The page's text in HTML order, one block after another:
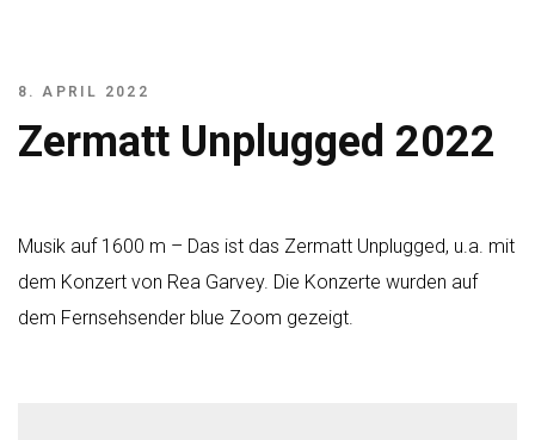
8. APRIL 2022
Zermatt Unplugged 2022
Musik auf 1600 m – Das ist das Zermatt Unplugged, u.a. mit
dem Konzert von Rea Garvey. Die Konzerte wurden auf
dem Fernsehsender blue Zoom gezeigt.